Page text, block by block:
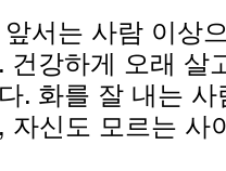
앞서는 사람 이상
건강하게 오래 살
. 화를 잘 내는
자신도 모르는 사